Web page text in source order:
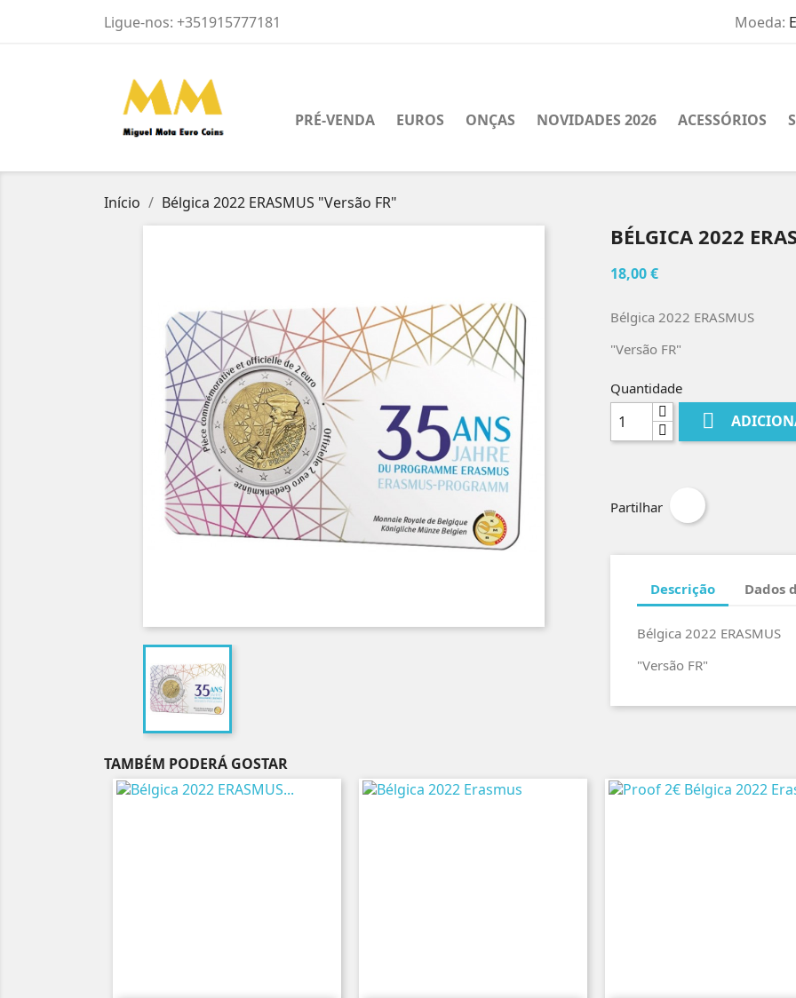
Ligue-nos: +351915777181 Moeda:
PRÉ-VENDA EUROS ONÇAS NOVIDADES 2026 ACESSÓRIOS
Início Bélgica 2022 ERASMUS "Versão FR"
BÉLGICA 2022
18,00 €
Bélgica 2022 ERASMUS
"Versão FR"
Quantidade

Partilhar
Descrição Dados
Bélgica 2022 ERASMUS
"Versão FR"
TAMBÉM PODERÁ GOSTAR